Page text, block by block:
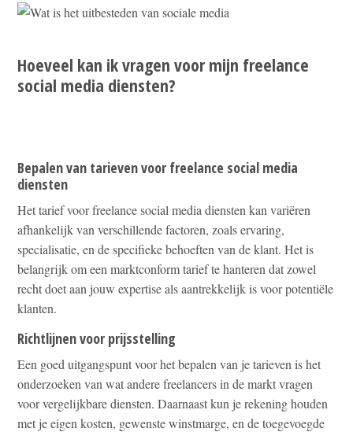
Hoeveel kan ik vragen voor mijn freelance
social media diensten?
Bepalen van tarieven voor freelance social media
diensten
Het tarief voor freelance social media diensten kan variëren
afhankelijk van verschillende factoren, zoals ervaring,
specialisatie, en de specifieke behoeften van de klant. Het is
belangrijk om een marktconform tarief te hanteren dat zowel
recht doet aan jouw expertise als aantrekkelijk is voor potentiële
klanten.
Richtlijnen voor prijsstelling
Een goed uitgangspunt voor het bepalen van je tarieven is het
onderzoeken van wat andere freelancers in de markt vragen
voor vergelijkbare diensten. Daarnaast kun je rekening houden
met je eigen kosten, gewenste winstmarge, en de toegevoegde